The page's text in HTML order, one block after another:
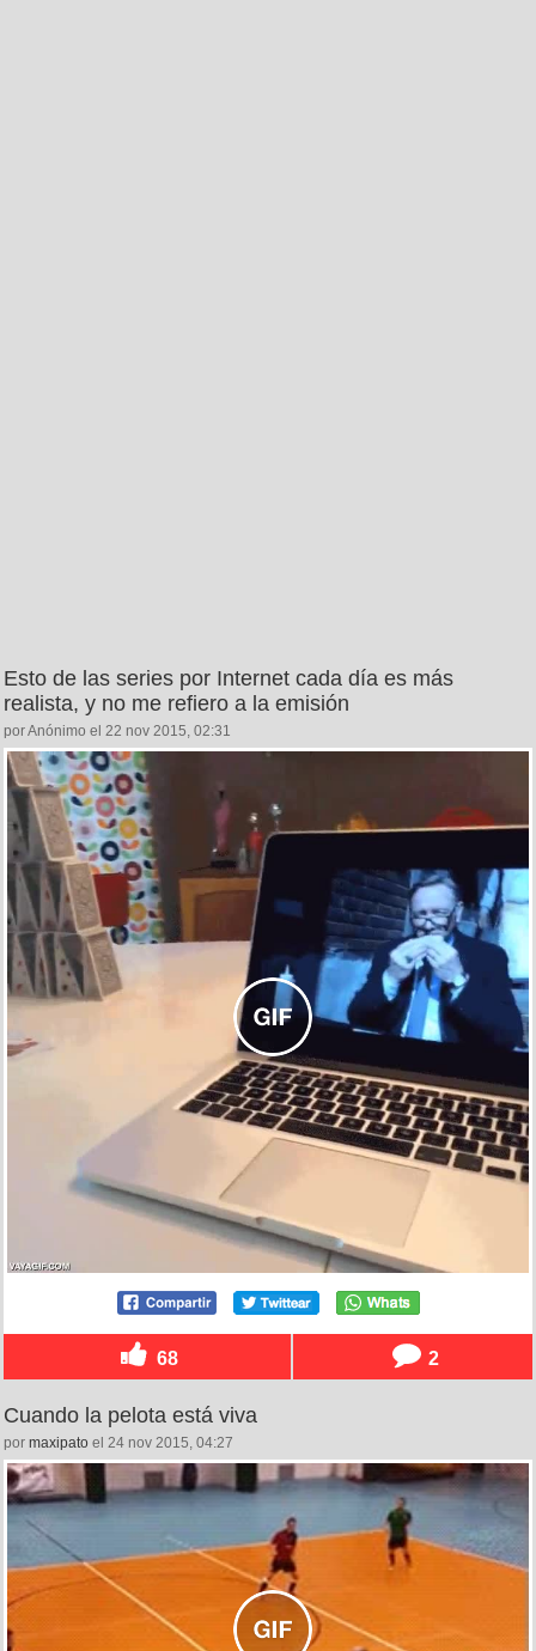
Esto de las series por Internet cada día es más
realista, y no me refiero a la emisión
por Anónimo el 22 nov 2015, 02:31
68 2
Cuando la pelota está viva
por maxipato el 24 nov 2015, 04:27